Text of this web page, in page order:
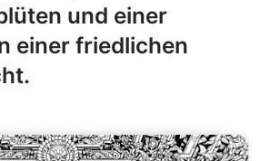
und einer
einer friedlichen